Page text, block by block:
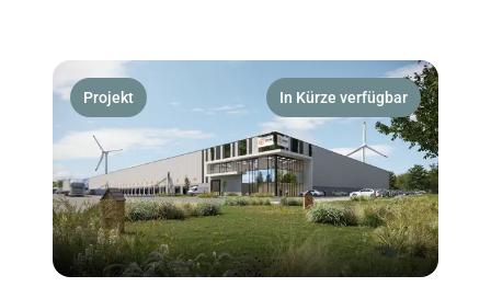
Projekt In Kürze verfügbar